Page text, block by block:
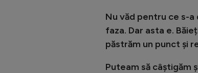
Nu văd pentru ce s-
faza. Dar asta e.
păstrăm un punct și
Puteam să câștigăm